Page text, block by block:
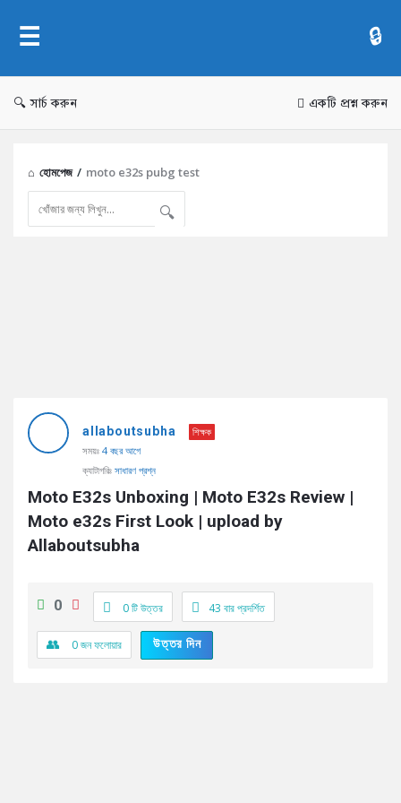
সার্চ করুন একটি প্রশ্ন করুন
হোমপেজ / moto e32s pubg test
AddaBuzz.net
Latest
allaboutsubha
শিক্ষক
সময়ঃ 4 বছর আগে
ক্যাটাগরিঃ সাধারণ প্রশ্ন
Moto E32s Unboxing | Moto E32s Review |
Moto e32s First Look | upload by
Allaboutsubha
0 0 টি উত্তর 43 বার প্রদর্শিত
0জন ফলোয়ার উত্তর দিন